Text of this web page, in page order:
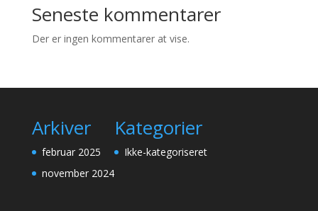
Seneste kommentarer
Der er ingen kommentarer at vise.
Arkiver
februar 2025
november 2024
Kategorier
Ikke-kategoriseret